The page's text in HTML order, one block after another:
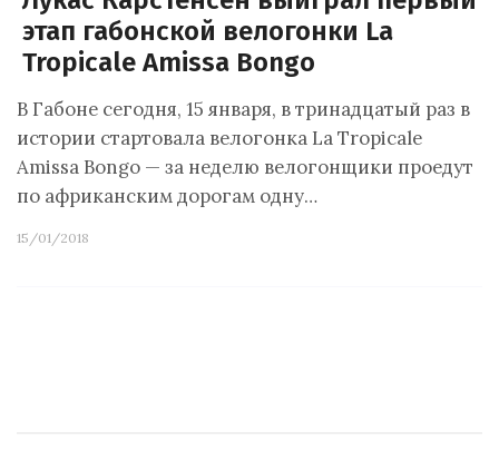
этап габонской велогонки La
Tropicale Amissa Bongo
В Габоне сегодня, 15 января, в тринадцатый раз в
истории стартовала велогонка La Tropicale
Amissa Bongo — за неделю велогонщики проедут
по африканским дорогам одну…
15/01/2018